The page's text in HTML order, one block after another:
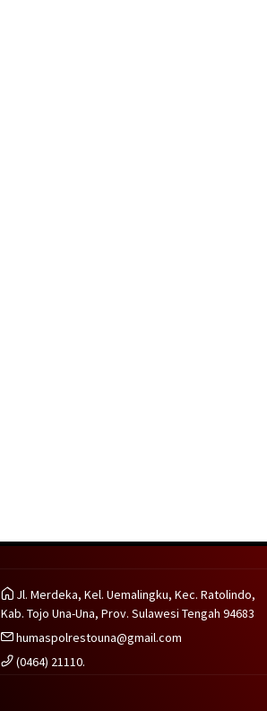
Jl. Merdeka, Kel. Uemalingku, Kec. Ratolindo,
Kab. Tojo Una-Una, Prov. Sulawesi Tengah 94683
humaspolrestouna@gmail.com
(0464) 21110.